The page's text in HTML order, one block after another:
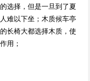
选择，但是一旦到了夏
难以下坐；木质候车亭
长椅大都选择木质，使
用；